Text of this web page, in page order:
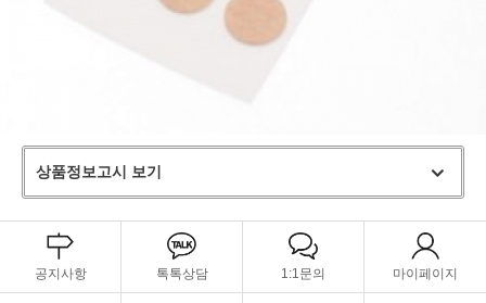
상품정보고시 보기
공지사항 톡톡상담 1:1문의 마이페이지